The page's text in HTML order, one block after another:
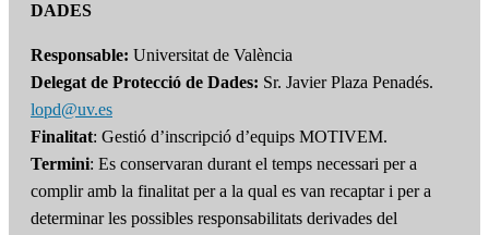
DADES
Responsable: Universitat de València
Delegat de Protecció de Dades: Sr. Javier Plaza Penadés.
lopd@uv.es
Finalitat: Gestió d’inscripció d’equips MOTIVEM.
Termini: Es conservaran durant el temps necessari per a
complir amb la finalitat per a la qual es van recaptar i per a
determinar les possibles responsabilitats derivades del